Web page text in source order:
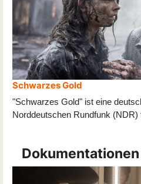
Schwarzes Gold
"Schwarzes Gold" ist eine
Norddeutschen Rundfunk (NDR)
Dokumentationen